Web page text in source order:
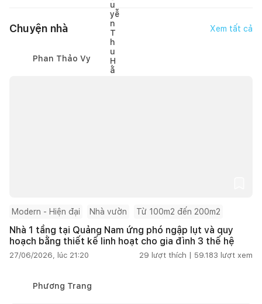
Chuyện nhà Xem tất cả
Phan Thảo Vy
Modern - Hiện đại Nhà vườn Từ 100m2 đến 200m2
Nhà 1 tầng tại Quảng Nam ứng phó ngập lụt và quy
hoạch bằng thiết kế linh hoạt cho gia đình 3 thế hệ
27/06/2026, lúc 21:20 29 lượt thích | 59.183 lượt xem
Phương Trang